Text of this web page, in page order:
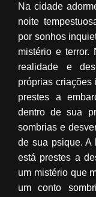
Na cidade
noite
por sonhos
mistério e terror.
realidade e
próprias
prestes a
dentro de sua
sombrias e
de sua psique. A
está prestes a
um mistério que
um conto